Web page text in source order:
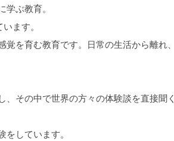
ぶ教育。
ます。
を育む教育です。日常の生活から離れ、
その中で世界の方々の体験談を直接聞く
しています。